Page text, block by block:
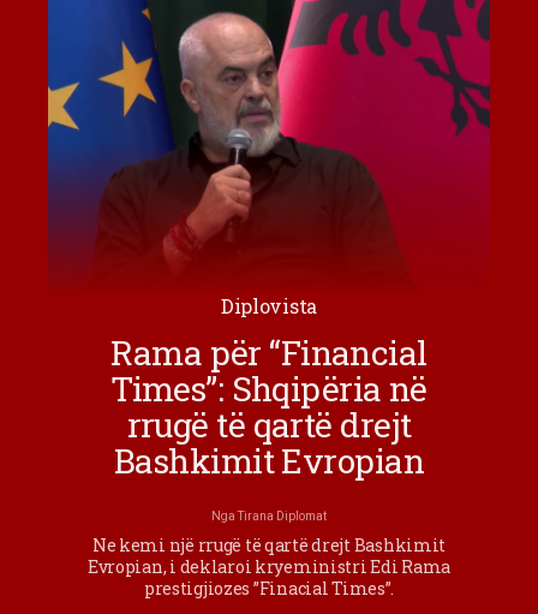
Diplovista
Rama për “Financial
Times”: Shqipëria në
rrugë të qartë drejt
Bashkimit Evropian
NgaTirana Diplomat
Ne kemi një rrugë të qartë drejt Bashkimit
Evropian, i deklaroi kryeministri Edi Rama
prestigjiozes ”Finacial Times”.